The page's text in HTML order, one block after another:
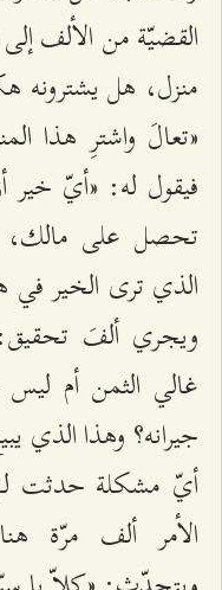
القضيّة من الألف
منزل، هل يشترونه
«تعالَ واشترِ هذا
فيقول له: «أيّ خير
تحصل على مالك،
الذي ترى الخير
ويجري ألفَ
غالي الثمن أم
جيرانه؟ وهذا الذي
أيّ مشكلة حدثت
الأمر ألف مرّة